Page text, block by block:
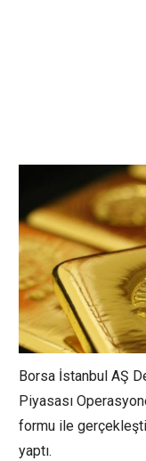
Borsa İstanbul AŞ
Piyasası
formu ile
yaptı.